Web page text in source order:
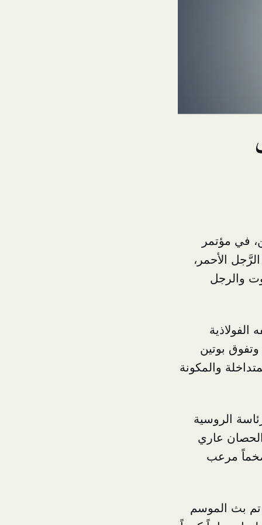
في مؤتمر
الأحمر،
والرجل
وتفوق بوتين
والمكونة
الروسية
عاري
مرعب
تم بث الموسم